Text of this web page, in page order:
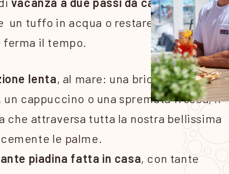
un tuffo in acqua o restare sul lettino
il tempo.
lenta, al mare: una brioche
cappuccino o una spremuta fresca, il
che attraversa tutta la nostra bellissima
le palme.
piadina fatta in casa, con tante